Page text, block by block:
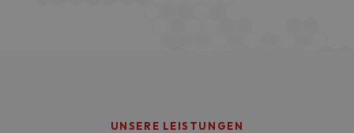
UNSERE LEISTUNGEN